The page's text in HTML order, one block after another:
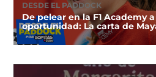
DESDE EL PADDOCK
De pelear en la F1 Academy
oportunidad: La carta de